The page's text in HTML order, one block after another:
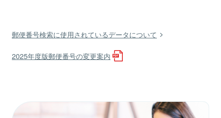
郵便番号検索に使用されているデータについて
2025年度版郵便番号の変更案内